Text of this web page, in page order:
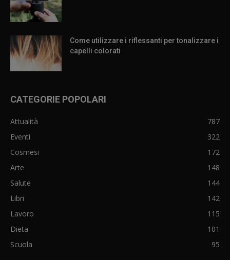
Come utilizzare i riflessanti per tonalizzare i
capelli colorati
CATEGORIE POPOLARI
Attualità
787
Eventi
322
Cosmesi
172
Arte
148
Salute
144
Libri
142
Lavoro
115
Dieta
101
Scuola
95